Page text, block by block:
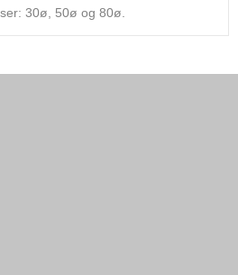
30ø, 50ø og 80ø.